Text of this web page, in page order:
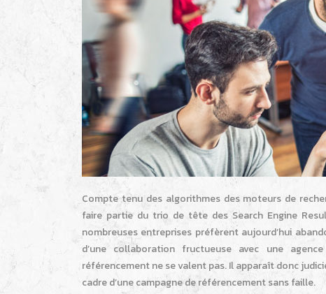
Compte tenu des algorithmes des moteurs de
faire partie du trio de tête des Search Engine
nombreuses entreprises préfèrent aujourd’hui
d’une collaboration fructueuse avec une
référencement ne se valent pas. Il apparaît donc
cadre d’une campagne de référencement sans faille.